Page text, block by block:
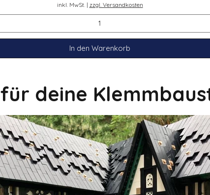
inkl. MwSt. | zzgl. Versandkosten
In den Warenkorb
deine